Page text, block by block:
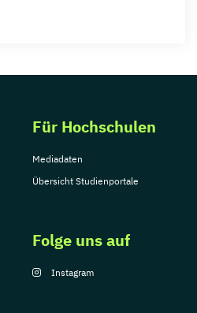
Für Hochschulen
Mediadaten
Übersicht Studienportale
Folge uns auf
Instagram